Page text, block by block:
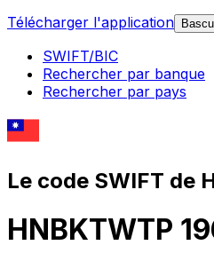
Télécharger l'application
SWIFT/BIC
Rechercher par banque
Rechercher par pays
Le code SWIFT de
HNBKTWTP